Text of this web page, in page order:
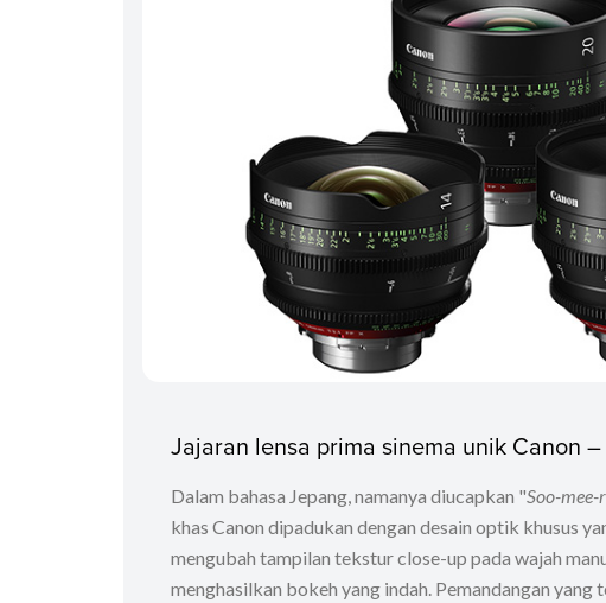
Jajaran lensa prima sinema unik Canon
Dalam bahasa Jepang, namanya diucapkan "Soo-
khas Canon dipadukan dengan desain optik khusus
mengubah tampilan tekstur close-up pada wajah
menghasilkan bokeh yang indah. Pemandangan